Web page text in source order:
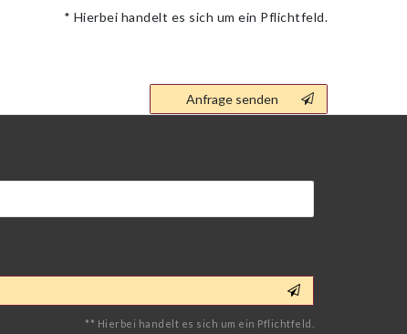
* Hierbei handelt es sich um ein Pflichtfeld.
Kontakt
Honig
Anfrage senden
** Hierbei handelt es sich um ein Pflichtfeld.